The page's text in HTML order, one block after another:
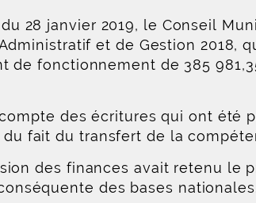
28 janvier 2019, le Conseil
et de Gestion 2018,
fonctionnement de 385
des écritures qui ont été
fait du transfert de la
des finances avait retenu le
des bases